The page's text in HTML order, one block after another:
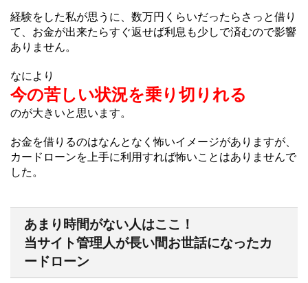
経験をした私が思うに、数万円くらいだったらさっと借り
て、お金が出来たらすぐ返せば利息も少しで済むので影響
ありません。
なにより
今の苦しい状況を乗り切りれる
のが大きいと思います。
お金を借りるのはなんとなく怖いイメージがありますが、
カードローンを上手に利用すれば怖いことはありませんで
した。
あまり時間がない人はここ！
当サイト管理人が長い間お世話になったカ
ードローン